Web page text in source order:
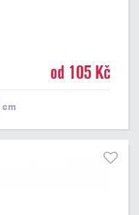
od 105 Kč
cm